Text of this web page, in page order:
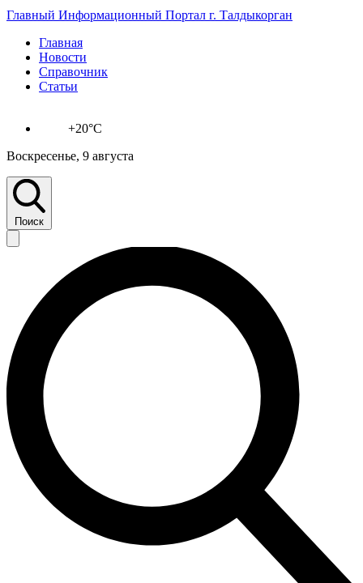
Главный Информационный Портал г. Талдыкорган
Главная
Новости
Справочник
Статьи
+20°C
Воскресенье, 9 августа
Поиск